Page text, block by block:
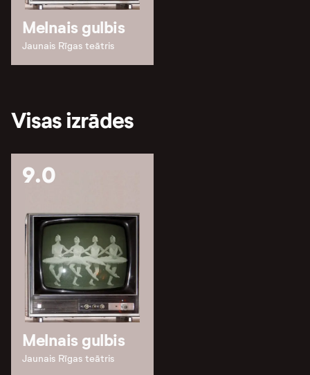
Melnais gulbis
Jaunais Rīgas teātris
Visas izrādes
9.0
Melnais gulbis
Jaunais Rīgas teātris